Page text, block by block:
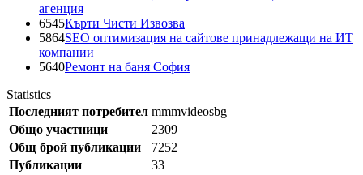
агенция
6545Кърти Чисти Извозва
5864SEO оптимизация на сайтове принадлежащи на ИТ
компании
5640Ремонт на баня София
Statistics
Последният потребител mmmvideosbg
Общо участници
2309
Общ брой публикации
7252
Публикации
33